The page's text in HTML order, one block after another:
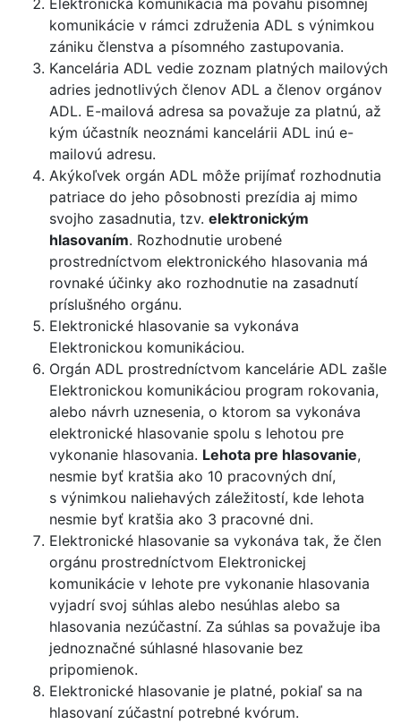
Elektronická komunikácia má povahu písomnej
komunikácie v rámci združenia ADL s výnimkou
zániku členstva a písomného zastupovania.
Kancelária ADL vedie zoznam platných mailových
adries jednotlivých členov ADL a členov orgánov
ADL. E-mailová adresa sa považuje za platnú, až
kým účastník neoznámi kancelárii ADL inú e-
mailovú adresu.
Akýkoľvek orgán ADL môže prijímať rozhodnutia
patriace do jeho pôsobnosti prezídia aj mimo
svojho zasadnutia, tzv. elektronickým
hlasovaním. Rozhodnutie urobené
prostredníctvom elektronického hlasovania má
rovnaké účinky ako rozhodnutie na zasadnutí
príslušného orgánu.
Elektronické hlasovanie sa vykonáva
Elektronickou komunikáciou.
Orgán ADL prostredníctvom kancelárie ADL zašle
Elektronickou komunikáciou program rokovania,
alebo návrh uznesenia, o ktorom sa vykonáva
elektronické hlasovanie spolu s lehotou pre
vykonanie hlasovania. Lehota pre hlasovanie,
nesmie byť kratšia ako 10 pracovných dní,
s výnimkou naliehavých záležitostí, kde lehota
nesmie byť kratšia ako 3 pracovné dni.
Elektronické hlasovanie sa vykonáva tak, že člen
orgánu prostredníctvom Elektronickej
komunikácie v lehote pre vykonanie hlasovania
vyjadrí svoj súhlas alebo nesúhlas alebo sa
hlasovania nezúčastní. Za súhlas sa považuje iba
jednoznačné súhlasné hlasovanie bez
pripomienok.
Elektronické hlasovanie je platné, pokiaľ sa na
hlasovaní zúčastní potrebné kvórum.